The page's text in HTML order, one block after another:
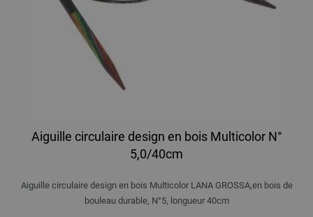
Aiguille circulaire design en bois Multicolor N°
5,0/40cm
Aiguille circulaire design en bois Multicolor LANA GROSSA,en bois de
bouleau durable, N°5, longueur 40cm